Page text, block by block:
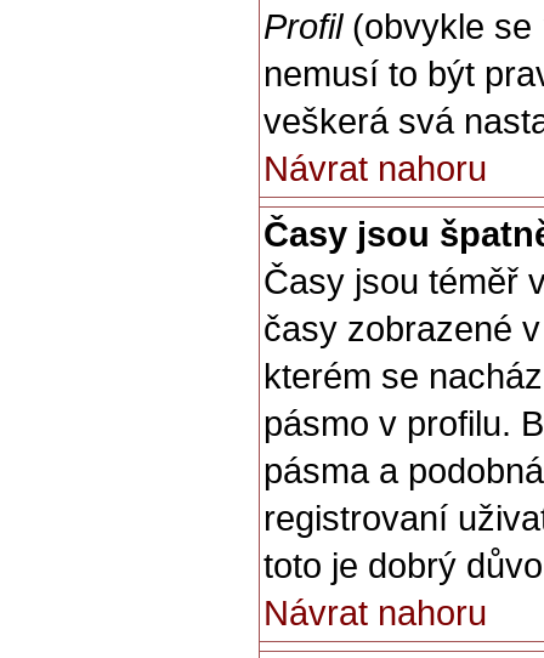
Profil(obvykle se
nemusí to být
veškerá svá
Návrat nahoru
Časy jsou
Časy jsou téměř
časy zobrazené
kterém se
pásmo v profilu.
pásma a
registrovaní
toto je dobrý
Návrat nahoru